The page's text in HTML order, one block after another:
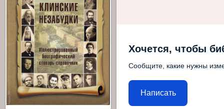
Хочется, чтобы
Сообщите, какие нужны
Написать